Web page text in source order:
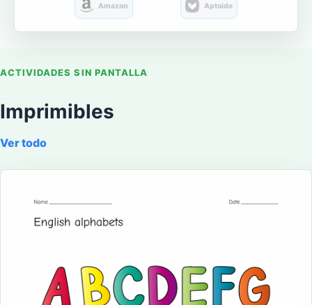
Amazon Aptoide
ACTIVIDADES SIN PANTALLA
Imprimibles
Ver todo